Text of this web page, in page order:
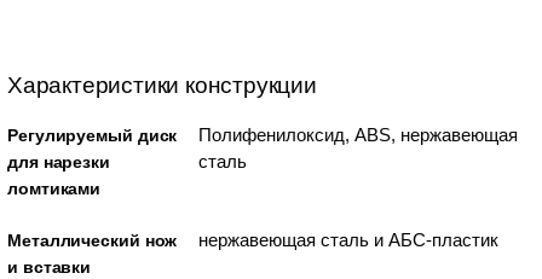
Характеристики конструкции
Регулируемый диск
для нарезки
ломтиками
Полифенилоксид, ABS, нержавеющая
сталь
Металлический нож
и вставки
нержавеющая сталь и АБС-пластик